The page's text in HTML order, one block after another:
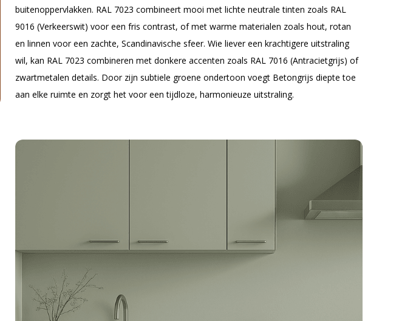
buitenoppervlakken. RAL 7023 combineert mooi met lichte neutrale tinten zoals RAL
9016 (Verkeerswit) voor een fris contrast, of met warme materialen zoals hout, rotan
en linnen voor een zachte, Scandinavische sfeer. Wie liever een krachtigere uitstraling
wil, kan RAL 7023 combineren met donkere accenten zoals RAL 7016 (Antracietgrijs) of
zwartmetalen details. Door zijn subtiele groene ondertoon voegt Betongrijs diepte toe
aan elke ruimte en zorgt het voor een tijdloze, harmonieuze uitstraling.